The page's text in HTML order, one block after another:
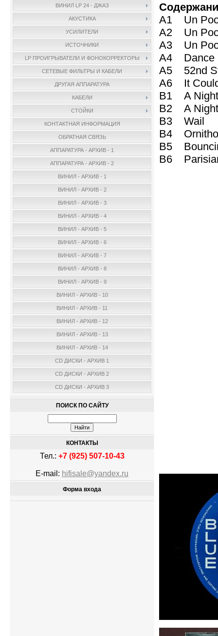
ВИНИЛ LP 24 - ДЖАЗ
АКУСТИКА
УСИЛИТЕЛИ
ИСТОЧНИКИ
LP ПРОИГРЫВАТЕЛИ И ФОНОКОРРЕКТОРЫ
СЕТЕВЫЕ ФИЛЬТРЫ И КАБЕЛИ
ДРУГАЯ АППАРАТУРА
КАБЕЛИ
СТОЙКИ
КОНТАКТНАЯ ИНФОРМАЦИЯ
ОБРАТНАЯ СВЯЗЬ
АППАРАТУРА - АРХИВ - 1
АППАРАТУРА - АРХИВ - 2
ВИНИЛ - АРХИВ - 1
ВИНИЛ - АРХИВ - 2
ВИНИЛ - АРХИВ - 3
ВИНИЛ - АРХИВ - 4
ВИНИЛ - АРХИВ - 5
ВИНИЛ - АРХИВ - 6
ВИНИЛ - АРХИВ - 7
ВИНИЛ - АРХИВ - 8
ВИНИЛ - АРХИВ - 9
ВИНИЛ - АРХИВ - 10
ВИНИЛ - АРХИВ - 11
ВИНИЛ - АРХИВ - 12
ВИНИЛ - АРХИВ - 13
ВИНИЛ - АРХИВ - 14
CD ДИСКИ - АРХИВ 1
CD ДИСКИ - АРХИВ 2
CD ДИСКИ - АРХИВ 3
ПОИСК ПО САЙТУ
КОНТАКТЫ
Тел.: +7 (925) 507-10-43
E-mail: hifisale@yandex.ru
Форма входа
A1 Un
A2 Un
A3 Un
A4 Dance
A5 52nd
A6 It
B1 A
B2 A
B3 Wail
B4
B5
B6